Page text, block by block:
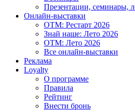
Презентации, семинары,
Онлайн-выставки
OTM: Рестарт 2026
Знай наше: Лето 2026
OTM: Лето 2026
Все онлайн-выставки
Реклама
Loyalty
О программе
Правила
Рейтинг
Внести бронь